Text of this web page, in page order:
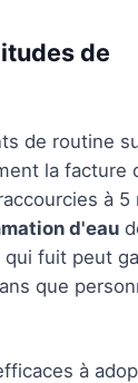
de
de routine
la facture
à 5
d'eau
fuit peut
que
à